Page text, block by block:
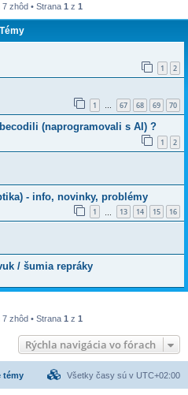
zhôd • Strana 1 z 1
Témy
1 2
1 … 67 68 69 70
(naprogramovali s AI) ?
1 2
- info, novinky, problémy
1 13 14 15 16
/ šumia repráky
7 zhôd • Strana 1 z 1
Rýchla navigácia vo fórach
témy Všetky časy sú v UTC+02:00